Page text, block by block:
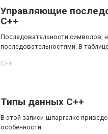
Управляющие
C++
Последовательности символов,
последовательностями. В
C++
Типы данных C++
В этой записи-шпаргалке
особенности